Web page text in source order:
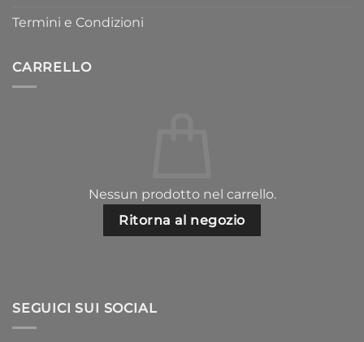
Termini e Condizioni
CARRELLO
Nessun prodotto nel carrello.
Ritorna al negozio
SEGUICI SUI SOCIAL